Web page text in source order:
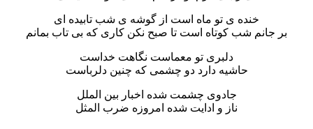
خنده ی تو ماه است از گوشه ی شب تابیده ای
بر جانم شب کوتاه است تا صبح نکن کاری که بی تاب بمانم
دلبری تو معماست نگاهت خداست
حاشیه دارد دو چشمی که چنین دلرباست
جادوی چشمت شده اخبار بین الملل
ناز و ادایت شده امروزه ضرب المثل